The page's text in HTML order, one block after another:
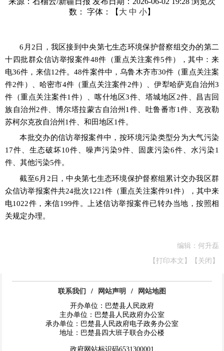
数：
字体：【 大 中 小】
6月2日，我区接到中央第七生态环境保护督察组交办的第二
十四批群众信访举报案件48件（重点关注案件5件），其中：来
电36件，来信12件。48件案件中，乌鲁木齐市30件（重点关注案
件2件）、哈密市4件（重点关注案件2件）、伊犁哈萨克自治州3
件（重点关注案件1件）、喀什地区3件、塔城地区2件、昌吉回
族自治州2件、博尔塔拉蒙古自治州1件、吐鲁番市1件、克孜勒
苏柯尔克孜自治州1件、和田地区1件。
本批交办的信访举报案件中，按环境污染类型分为大气污染
17件、生态破坏10件、噪声污染9件、固废污染6件、水污染1
件、其他污染5件。
截至6月2日，中央第七生态环境保护督察组累计交办我区群
众信访举报案件共24批次1221件（重点关注案件91件），其中来
电1022件，来信199件。上述信访举报案件已转办当地，按照相
关规定办理。
编辑：何升磊
【打印本文】
【关闭】
联系我们 / 网站声明 /
网站地图
开办单位：巴楚县人民政府
主办单位：巴楚县人民政府办公室
承办单位：巴楚县人民政府电子政务办公室
地址：巴楚县四大班子联合办公楼
政府网站标识码6531300001